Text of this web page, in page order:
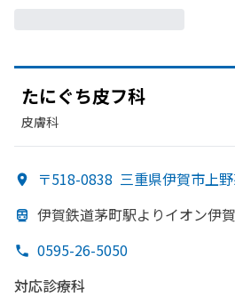
たにぐち皮フ科
皮膚科
〒518-0838 三重県伊賀市上
伊賀鉄道茅町駅よりイオン伊
0595-26-5050
対応診療科